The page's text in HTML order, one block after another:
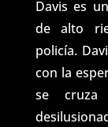
Davis es
de alto
policía.
con la
se cruza